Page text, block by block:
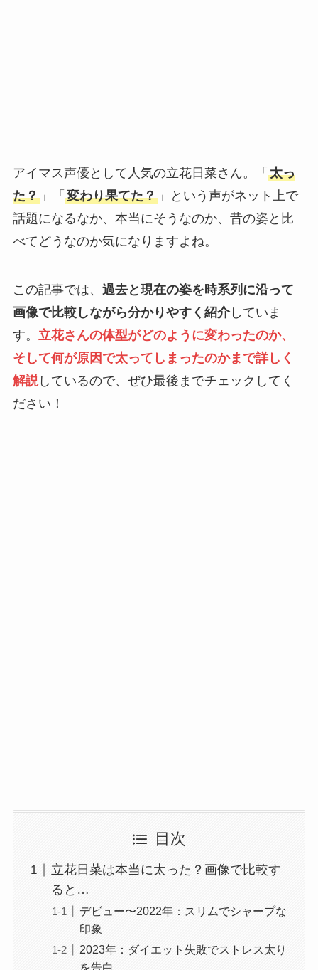
アイマス声優として人気の立花日菜さん。「 太っ
た？」「 変わり果てた？」という声がネット上で
話題になるなか、本当にそうなのか、昔の姿と比
べてどうなのか気になりますよね。
この記事では、 過去と現在の姿を時系列に沿って
画像で比較しながら分かりやすく紹介していま
す。 立花さんの体型がどのように変わったのか、
そして何が原因で太ってしまったのかまで詳しく
解説しているので、ぜひ最後までチェックしてく
ださい！
目次
立花日菜は本当に太った？画像で比較す
ると…
デビュー〜2022年：スリムでシャープな
印象
2023年：ダイエット失敗でストレス太り
を告白